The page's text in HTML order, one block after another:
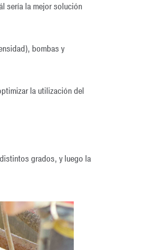
sería la mejor solución
bombas y
la utilización del
grados, y luego la